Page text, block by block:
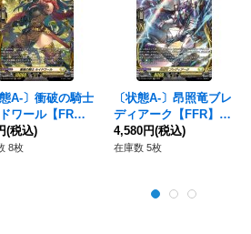
態A-〕衝破の騎士
ワール【FR】
FR26}《ケ
ンクチュアリ》
(税込)
8枚
〔状態A-〕昂照竜ブレ
ディアーク【FFR】{D
Z-SS01/FFR07}《ケテ
ルサンクチュアリ》
4,580円(税込)
在庫数 5枚